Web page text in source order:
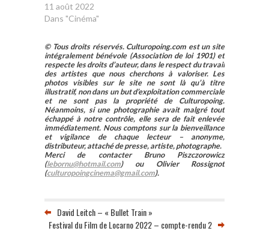
11 août 2022
Dans "Cinéma"
© Tous droits réservés. Culturopoing.com est un site
intégralement bénévole (Association de loi 1901) et
respecte les droits d’auteur, dans le respect du travail
des artistes que nous cherchons à valoriser. Les
photos visibles sur le site ne sont là qu’à titre
illustratif, non dans un but d’exploitation commerciale
et ne sont pas la propriété de Culturopoing.
Néanmoins, si une photographie avait malgré tout
échappé à notre contrôle, elle sera de fait enlevée
immédiatement. Nous comptons sur la bienveillance
et vigilance de chaque lecteur – anonyme,
distributeur, attaché de presse, artiste, photographe.
Merci de contacter Bruno Piszczorowicz
(lebornu@hotmail.com) ou Olivier Rossignot
(culturopoingcinema@gmail.com).
David Leitch – « Bullet Train »
Festival du Film de Locarno 2022 – compte-rendu 2